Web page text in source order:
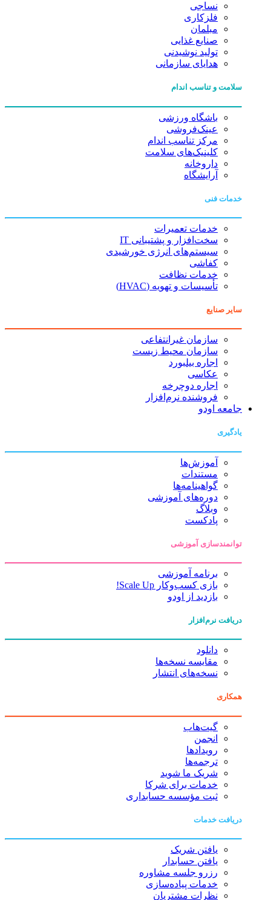
نساجی
فلزکاری
مبلمان
صنایع غذایی
تولید نوشیدنی
هدایای سازمانی
سلامت و تناسب اندام
باشگاه ورزشی
عینک‌فروشی
مرکز تناسب اندام
کلینیک‌های سلامت
داروخانه
آرایشگاه
خدمات فنی
خدمات تعمیرات
سخت‌افزار و پشتیبانی IT
سیستم‌های انرژی خورشیدی
کفاشی
خدمات نظافت
تأسیسات و تهویه (HVAC)
سایر صنایع
سازمان غیرانتفاعی
سازمان محیط زیست
اجاره بیلبورد
عکاسی
اجاره دوچرخه
فروشنده نرم‌افزار
جامعه اودو
یادگیری
آموزش‌ها
مستندات
گواهینامه‌ها
دوره‌های آموزشی
وبلاگ
پادکست
توانمندسازی آموزشی
برنامه آموزشی
بازی کسب‌وکار Scale Up!
بازدید از اودو
دریافت نرم‌افزار
دانلود
مقایسه نسخه‌ها
نسخه‌های انتشار
همکاری
گیت‌هاب
انجمن
رویدادها
ترجمه‌ها
شریک ما شوید
خدمات برای شرکا
ثبت مؤسسه حسابداری
دریافت خدمات
یافتن شریک
یافتن حسابدار
رزرو جلسه مشاوره
خدمات پیاده‌سازی
نظرات مشتریان